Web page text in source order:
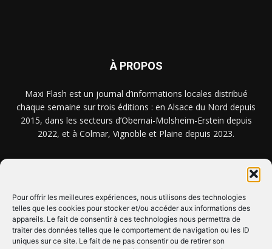
Pour offrir les meilleures expériences, nous utilisons des technologies
telles que les cookies pour stocker et/ou accéder aux informations des
appareils. Le fait de consentir à ces technologies nous permettra de
traiter des données telles que le comportement de navigation ou les ID
uniques sur ce site. Le fait de ne pas consentir ou de retirer son
À PROPOS
Maxi Flash est un journal d’informations locales distribué
chaque semaine sur trois éditions : en Alsace du Nord depuis
2015, dans les secteurs d’Obernai-Molsheim-Erstein depuis
2022, et à Colmar, Vignoble et Plaine depuis 2023.
CLIQUEZ ICI !